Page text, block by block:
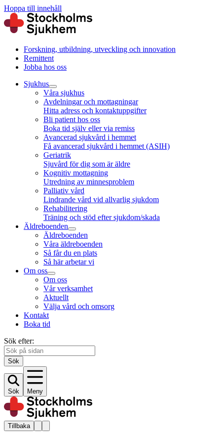
Hoppa till innehåll
Forskning, utbildning, utveckling och innovation
Remittent
Jobba hos oss
Sjukhus
Våra sjukhus
Avdelningar och mottagningar
Hitta adress och kontaktuppgifter
Bli patient hos oss
Boka tid själv eller via remiss
Avancerad sjukvård i hemmet
Få avancerad sjukvård i hemmet (ASIH)
Geriatrik
Sjuvård för dig som är äldre
Kognitiv mottagning
Utredning av minnesproblem
Palliativ vård
Lindrande vård vid allvarlig sjukdom
Rehabilitering
Träning och stöd efter sjukdom/skada
Äldreboenden
Äldreboenden
Våra äldreboenden
Så får du en plats
Så här arbetar vi
Om oss
Om oss
Vår verksamhet
Aktuellt
Välja vård och omsorg
Kontakt
Boka tid
Sök efter:
Sök
Sök Meny
Tillbaka